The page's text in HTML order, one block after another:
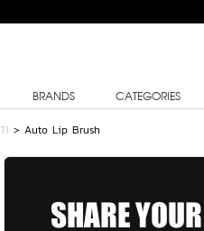
BRANDS CATEGORIES
> Auto Lip Brush